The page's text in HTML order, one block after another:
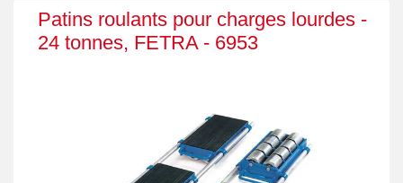
BENNE BASCULANTE
Patins roulants pour charges lourdes -
24 tonnes, FETRA - 6953